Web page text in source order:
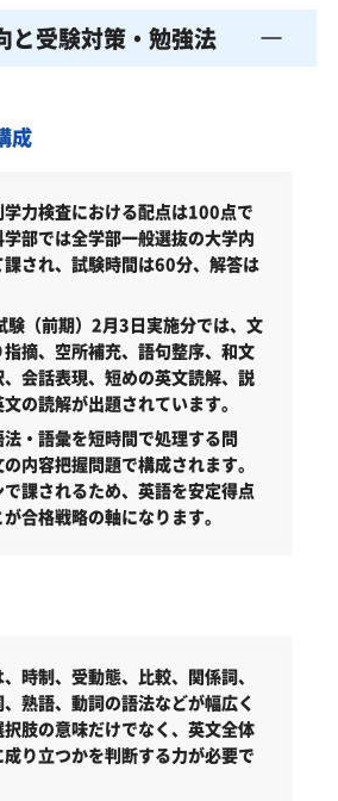
と受験対策・勉強法
成
学力検査における配点は100点で
部では全学部一般選抜の大学内
され、試験時間は60分、解答は
（前期）2月3日実施分では、文
摘、空所補充、語句整序、和文
会話表現、短めの英文読解、説
の読解が出題されています。
・語彙を短時間で処理する問
内容把握問題で構成されます。
課されるため、英語を安定得点
合格戦略の軸になります。
時制、受動態、比較、関係詞、
熟語、動詞の語法などが幅広く
肢の意味だけでなく、英文全体
り立つかを判断する力が必要で